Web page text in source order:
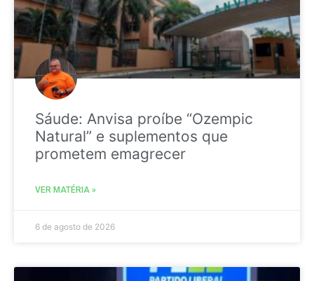
Sáude: Anvisa proíbe “Ozempic
Natural” e suplementos que
prometem emagrecer
VER MATÉRIA »
6 de agosto de 2026